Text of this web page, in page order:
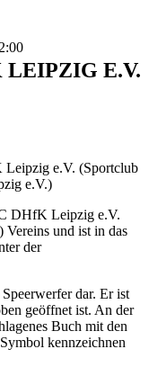
LEIPZIG E.V.
Leipzig e.V. (Sportclub
e.V.)
DHfK Leipzig e.V.
Vereins und ist in das
der
dar. Er ist
geöffnet ist. An der
Buch mit den
kennzeichnen